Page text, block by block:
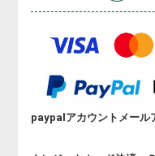
paypalアカウントメー